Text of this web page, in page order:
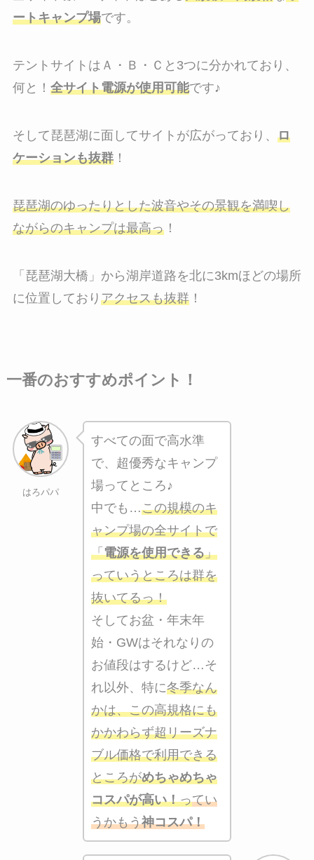
ートキャンプ場です。
テントサイトはＡ・Ｂ・Ｃと3つに分かれており、
何と！ 全サイト電源が使用可能です♪
そして琵琶湖に面してサイトが広がっており、 ロ
ケーションも抜群！
琵琶湖のゆったりとした波音やその景観を満喫し
ながらのキャンプは最高っ！
「琵琶湖大橋」から湖岸道路を北に3kmほどの場所
に位置しており アクセスも抜群！
一番のおすすめポイント！
はろパパ
すべての面で高水準
で、超優秀なキャンプ
場ってところ♪
中でも…この規模のキ
ャンプ場の全サイトで
「電源を使用できる」
っていうところは群を
抜いてるっ！
そしてお盆・年末年
始・GWはそれなりの
お値段はするけど…そ
れ以外、特に冬季なん
かは、この高規格にも
かかわらず超リーズナ
ブル価格で利用できる
ところがめちゃめちゃ
コスパが高い！ってい
うかもう神コスパ！